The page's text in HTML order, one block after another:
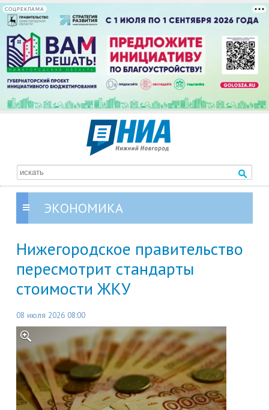
СОЦРЕКЛАМА
ЭКОНОМИКА
Нижегородское правительство
пересмотрит стандарты
стоимости ЖКУ
08 июля 2026 08:00